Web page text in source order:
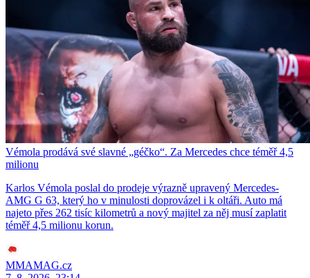
Vémola prodává své slavné „géčko“. Za Mercedes chce téměř 4,5
milionu
Karlos Vémola poslal do prodeje výrazně upravený Mercedes-
AMG G 63, který ho v minulosti doprovázel i k oltáři. Auto má
najeto přes 262 tisíc kilometrů a nový majitel za něj musí zaplatit
téměř 4,5 milionu korun.
MMAMAG.cz